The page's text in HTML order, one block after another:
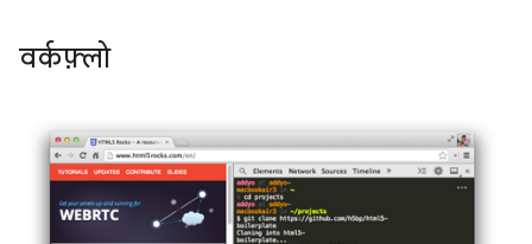
वर्कफ़्लो